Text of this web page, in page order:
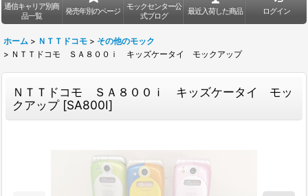
通信キャリア別商
品一覧
発売年別のページ
モックセンター公
式ブログ
最近入荷した商品 ログイン
ホーム > ＮＴＴドコモ > その他のモック
> ＮＴＴドコモ ＳＡ８００ｉ キッズケータイ モックアップ
ＮＴＴドコモ ＳＡ８００ｉ キッズケータイ モッ
クアップ [SA800I]